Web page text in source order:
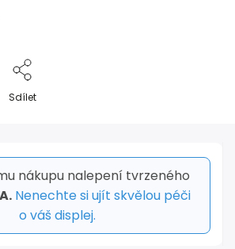
Sdílet
nákupu nalepení tvrzeného
Nenechte si ujít skvělou péči
o váš displej.